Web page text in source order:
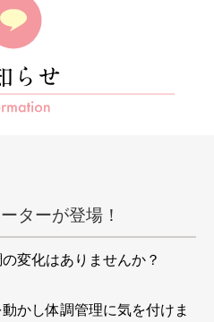
ターが登場！
変化はありませんか？
かし体調管理に気を付けま